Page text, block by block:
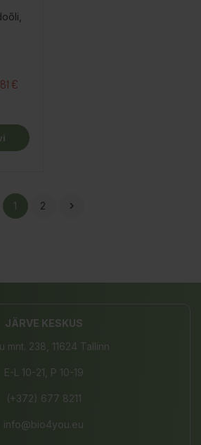
€
1 2 
JÄRVE KESKUS
mnt. 238, 11624 Tallinn
E-L 10-21, P 10-19
(+372) 677 8211
info@bio4you.eu